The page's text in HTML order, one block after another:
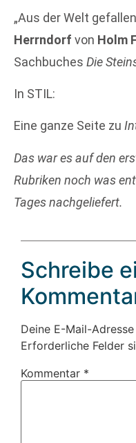
„Aus der Welt
Herrndorf von Holm
Sachbuches Die
In STIL:
Eine ganze Seite zu
Das war es auf den
Rubriken noch was
Tages nachgeliefert.
Schreibe
Deine E-Mail-
Erforderliche Felder
Kommentar *